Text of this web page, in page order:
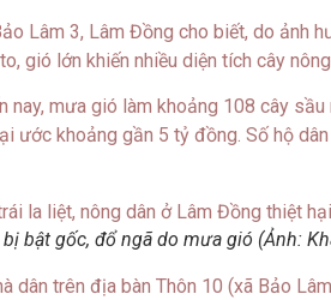
Lâm 3, Lâm Đồng cho biết, do ảnh
gió lớn khiến nhiều diện tích cây
mưa gió làm khoảng 108 cây
ước khoảng gần 5 tỷ đồng. Số hộ
bật gốc, đổ ngã do mưa gió (Ảnh:
dân trên địa bàn Thôn 10 (xã Bảo